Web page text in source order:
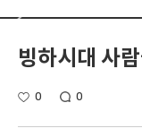
빙하시대 사
0 0